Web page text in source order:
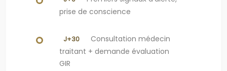
prise de conscience
J+30
Consultation médecin
traitant + demande évaluation
GIR